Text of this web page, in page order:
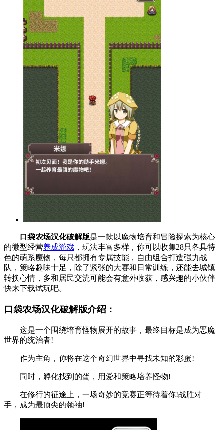
口袋农场汉化破解版是一款以魔物培育和冒险探索为核心
的微型经营养成游戏 ，玩法丰富多样，你可以收集28只各具特
色的萌系魔物，每只都拥有专属技能，自由组合打造强力战
队，策略趣味十足，除了紧张的大赛和日常训练，还能去城镇
转换心情，多和居民交流可能会有意外收获，感兴趣的小伙伴
快来下载试玩吧。
口袋农场汉化破解版介绍：
这是一个围绕培育怪物展开的故事，最终目标是成为恶魔
世界的统治者!
作为主角，你将在这个奇幻世界中寻找未知的彩蛋!
同时，孵化找到的蛋，用爱和策略培养怪物!
在修行的征途上，一场奇妙的竞赛正等待着你!战胜对
手，成为最顶尖的领袖!